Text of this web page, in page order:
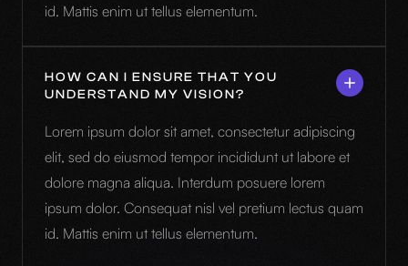
id. Mattis enim ut tellus elementum.
HOW CAN I ENSURE THAT YOU
UNDERSTAND MY VISION?
Lorem ipsum dolor sit amet, consectetur adipiscing
elit, sed do eiusmod tempor incididunt ut labore et
dolore magna aliqua. Interdum posuere lorem
ipsum dolor. Consequat nisl vel pretium lectus quam
id. Mattis enim ut tellus elementum.